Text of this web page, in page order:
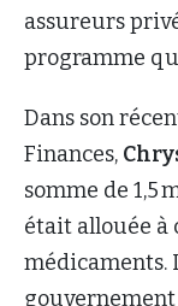
assureurs
programme
Dans son
Finances,
somme de 1,5
était allouée à
médicaments.
gouvernement